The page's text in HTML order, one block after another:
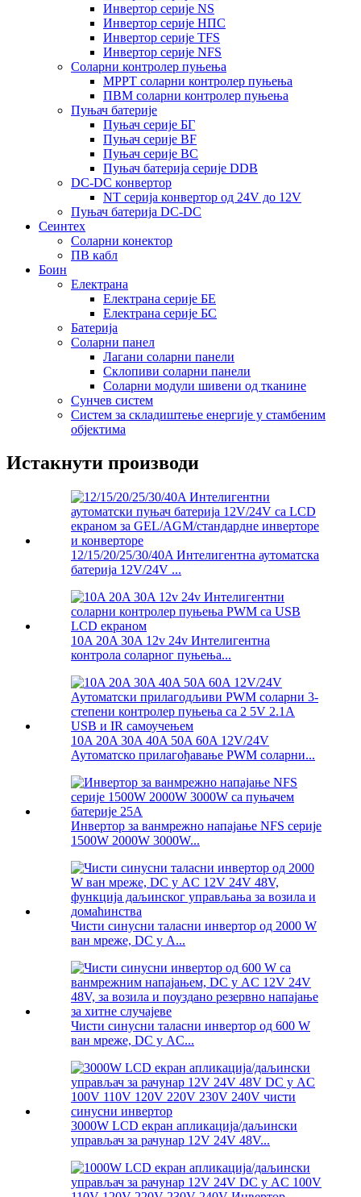
Инвертор серије NS
Инвертор серије НПС
Инвертор серије TFS
Инвертор серије NFS
Соларни контролер пуњења
MPPT соларни контролер пуњења
ПВМ соларни контролер пуњења
Пуњач батерије
Пуњач серије БГ
Пуњач серије BF
Пуњач серије BC
Пуњач батерија серије DDB
DC-DC конвертор
NT серија конвертор од 24V до 12V
Пуњач батерија DC-DC
Сеинтех
Соларни конектор
ПВ кабл
Боин
Електрана
Електрана серије БЕ
Електрана серије БС
Батерија
Соларни панел
Лагани соларни панели
Склопиви соларни панели
Соларни модули шивени од тканине
Сунчев систем
Систем за складиштење енергије у стамбеним
објектима
Истакнути производи
12/15/20/25/30/40A Интелигентна аутоматска
батерија 12V/24V ...
10A 20A 30A 12v 24v Интелигентна
контрола соларног пуњења...
10A 20A 30A 40A 50A 60A 12V/24V
Аутоматско прилагођавање PWM соларни...
Инвертор за ванмрежно напајање NFS серије
1500W 2000W 3000W...
Чисти синусни таласни инвертор од 2000 W
ван мреже, DC у A...
Чисти синусни таласни инвертор од 600 W
ван мреже, DC у AC...
3000W LCD екран апликација/даљински
управљач за рачунар 12V 24V 48V...